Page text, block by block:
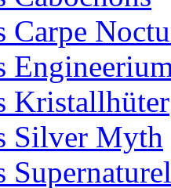
Carpe
Kristallhüter
Silver Myth